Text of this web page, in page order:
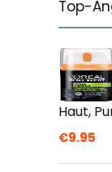
Top-
Haut,
€9.95